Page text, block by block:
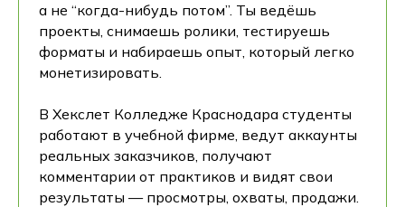
а не “когда-нибудь потом”. Ты ведёшь
проекты, снимаешь ролики, тестируешь
форматы и набираешь опыт, который легко
монетизировать.
В Хекслет Колледже Краснодара студенты
работают в учебной фирме, ведут аккаунты
реальных заказчиков, получают
комментарии от практиков и видят свои
результаты — просмотры, охваты, продажи.